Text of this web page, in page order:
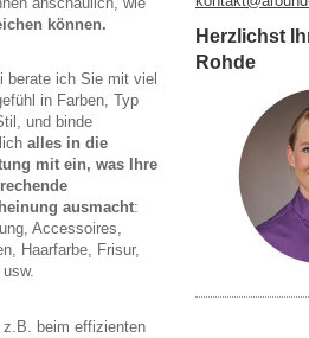
können.
berate ich Sie mit viel
in Farben, Typ
und binde
alles in die
mit ein, was Ihre
ausmacht:
Accessoires,
Haarfarbe, Frisur,
usw.
z.B. beim effizienten
Herzlichst
Rohde